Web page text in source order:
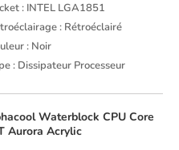
: INTEL LGA1851
: Rétroéclairé
: Noir
: Dissipateur Processeur
Waterblock CPU Core
Aurora Acrylic